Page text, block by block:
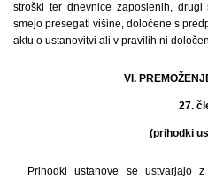
stroški ter dnevnice zaposlenih,
smejo presegati višine, določene s
aktu o ustanovitvi ali v pravilih ni
VI.
27.
(prihodki
Prihodki ustanove se ustvarjajo